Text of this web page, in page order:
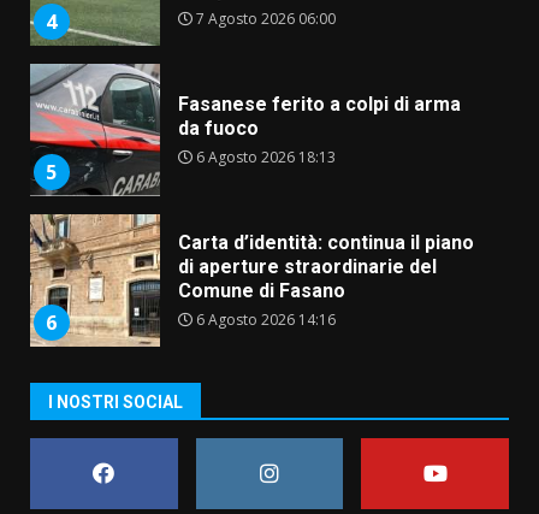
4 7 Agosto 2026 06:00
5
Fasanese ferito a colpi di arma
da fuoco
6 Agosto 2026 18:13
6
Carta d’identità: continua il piano
di aperture straordinarie del
Comune di Fasano
6 Agosto 2026 14:16
Grazia Neglia, coordinatrice
cittadina di Fratelli d’Italia,
6 Agosto 2026 08:00
I NOSTRI SOCIAL